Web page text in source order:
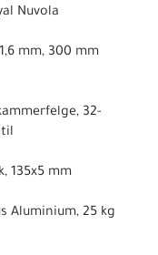
Nuvola
mm, 300 mm
32-
135x5 mm
Aluminium, 25 kg